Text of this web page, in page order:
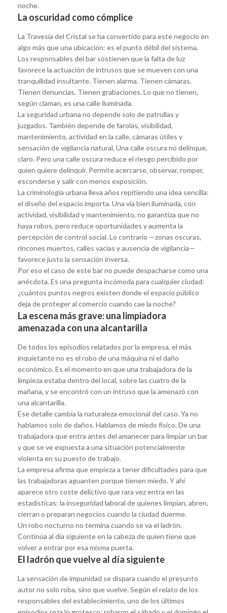
noche.
La oscuridad como cómplice
La Travesía del Cristal se ha convertido para este negocio en
algo más que una ubicación: es el punto débil del sistema.
Los responsables del bar sostienen que la falta de luz
favorece la actuación de intrusos que se mueven con una
tranquilidad insultante. Tienen alarma. Tienen cámaras.
Tienen denuncias. Tienen grabaciones. Lo que no tienen,
según claman, es una calle iluminada.
La seguridad urbana no depende solo de patrullas y
juzgados. También depende de farolas, visibilidad,
mantenimiento, actividad en la calle, cámaras útiles y
sensación de vigilancia natural. Una calle oscura no delinque,
claro. Pero una calle oscura reduce el riesgo percibido por
quien quiere delinquir. Permite acercarse, observar, romper,
esconderse y salir con menos exposición.
La criminología urbana lleva años repitiendo una idea sencilla:
el diseño del espacio importa. Una vía bien iluminada, con
actividad, visibilidad y mantenimiento, no garantiza que no
haya robos, pero reduce oportunidades y aumenta la
percepción de control social. Lo contrario —zonas oscuras,
rincones muertos, calles vacías y ausencia de vigilancia—
favorece justo la sensación inversa.
Por eso el caso de este bar no puede despacharse como una
anécdota. Es una pregunta incómoda para cualquier ciudad:
¿cuántos puntos negros existen donde el espacio público
deja de proteger al comercio cuando cae la noche?
La escena más grave: una limpiadora
amenazada con una alcantarilla
De todos los episodios relatados por la empresa, el más
inquietante no es el robo de una máquina ni el daño
económico. Es el momento en que una trabajadora de la
limpieza estaba dentro del local, sobre las cuatro de la
mañana, y se encontró con un intruso que la amenazó con
una alcantarilla.
Ese detalle cambia la naturaleza emocional del caso. Ya no
hablamos solo de daños. Hablamos de miedo físico. De una
trabajadora que entra antes del amanecer para limpiar un bar
y que se ve expuesta a una situación potencialmente
violenta en su puesto de trabajo.
La empresa afirma que empieza a tener dificultades para que
las trabajadoras aguanten porque tienen miedo. Y ahí
aparece otro coste delictivo que rara vez entra en las
estadísticas: la inseguridad laboral de quienes limpian, abren,
cierran o preparan negocios cuando la ciudad duerme.
Un robo nocturno no termina cuando se va el ladrón.
Continúa al día siguiente en la cabeza de quien tiene que
volver a entrar por esa misma puerta.
El ladrón que vuelve al día siguiente
La sensación de impunidad se dispara cuando el presunto
autor no solo roba, sino que vuelve. Según el relato de los
responsables del establecimiento, uno de los últimos